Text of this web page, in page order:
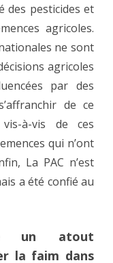
des pesticides et
agricoles.
ne sont
agricoles
par des
de ce
à-vis de ces
qui n’ont
La PAC n’est
a été confié au
un atout
la faim dans